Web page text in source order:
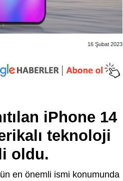
16 Şubat 2023
iPhone 14
teknoloji
oldu.
en önemli ismi konumunda